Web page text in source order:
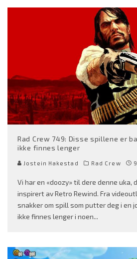
Rad Crew 749: Disse spillene er
ikke finnes lenger
Jostein Hakestad Rad Crew
Vi har en «doozy» til dere denne uka,
inspirert av Retro Rewind. Fra
snakker om spill som putter deg i en
ikke finnes lenger i noen...